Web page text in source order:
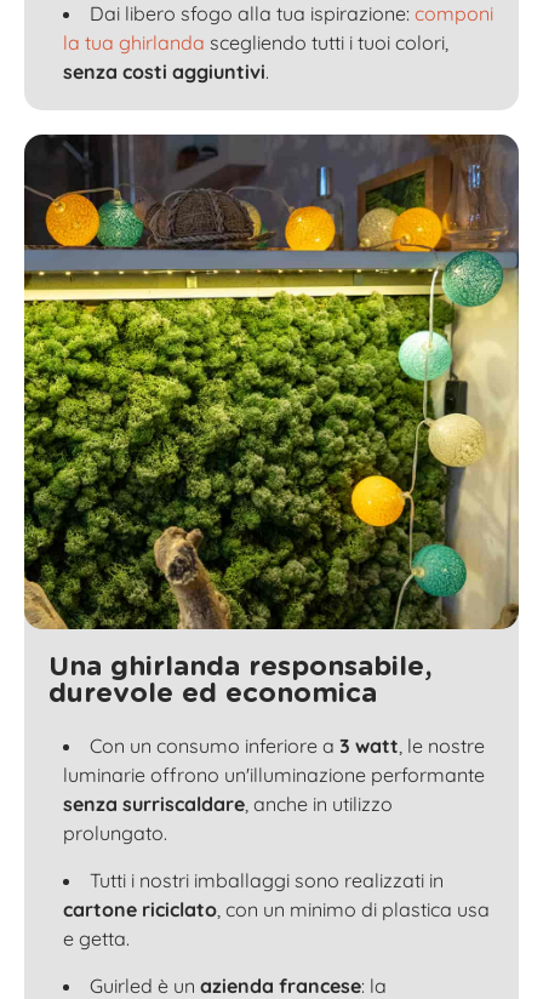
Dai libero sfogo alla tua ispirazione: componi
la tua ghirlanda scegliendo tutti i tuoi colori,
senza costi aggiuntivi.
Una ghirlanda responsabile,
durevole ed economica
Con un consumo inferiore a 3 watt, le nostre
luminarie offrono un'illuminazione performante
senza surriscaldare, anche in utilizzo
prolungato.
Tutti i nostri imballaggi sono realizzati in
cartone riciclato, con un minimo di plastica usa
e getta.
Guirled è un azienda francese: la